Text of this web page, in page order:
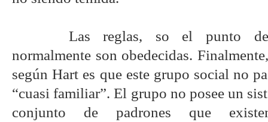
Las reglas, so el punto
normalmente son obedecidas.
según Hart es que este grupo social no
“cuasi familiar”. El grupo no posee un
conjunto de padrones que existen